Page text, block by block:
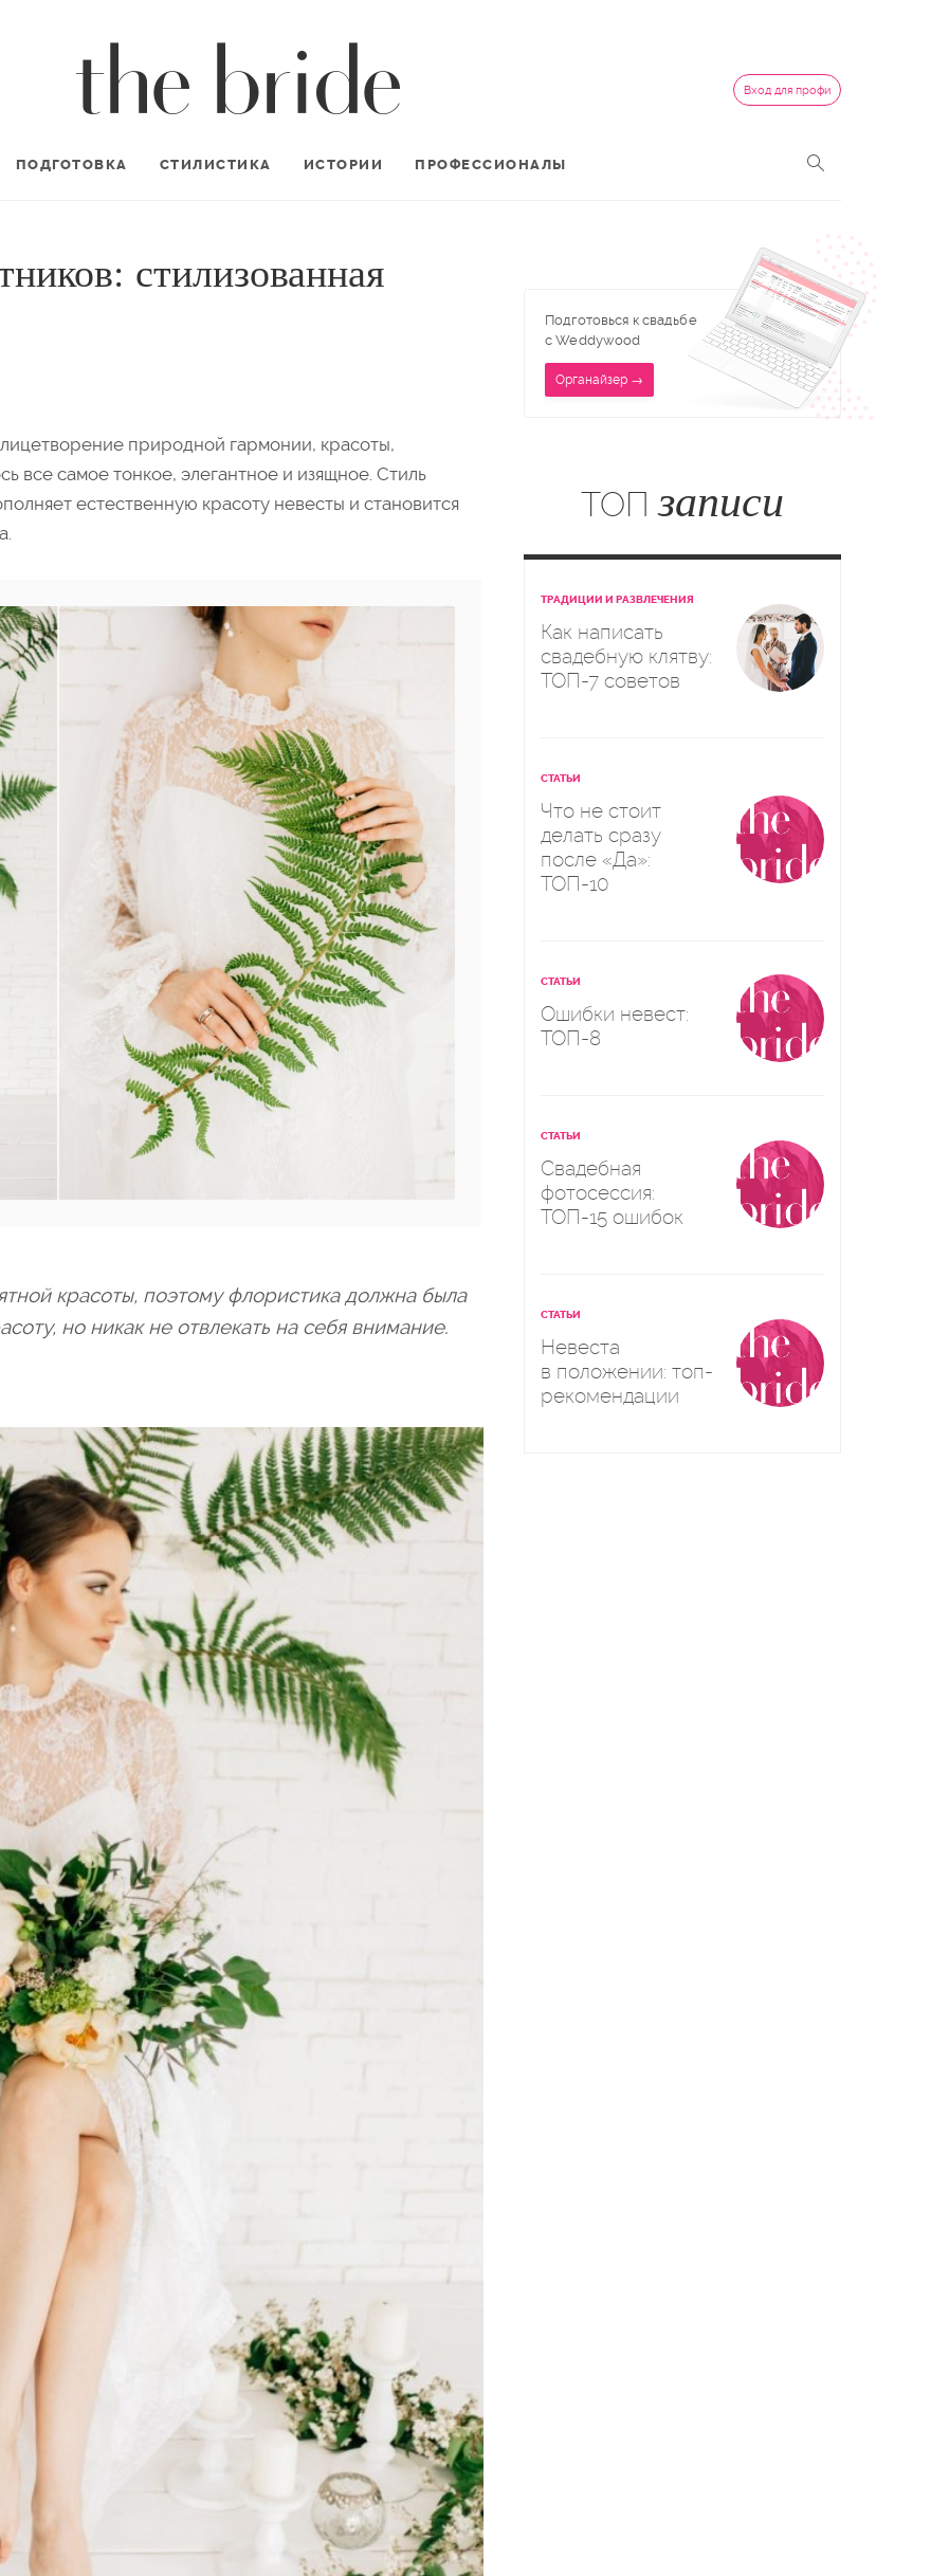
Вход для профи
ПОДГОТОВКА СТИЛИСТИКА ИСТОРИИ ПРОФЕССИОНАЛЫ
стилизованная
природной гармонии, красоты,
все самое тонкое, элегантное и изящное. Стиль
естественную красоту невесты и становится
красоты, поэтому флористика должна была
но никак не отвлекать на себя внимание.
Подготовься к свадьбе
с Weddywood
Органайзер →
ТОП записи
ТРАДИЦИИ И РАЗВЛЕЧЕНИЯ
Как написать
свадебную клятву:
ТОП-7 советов
СТАТЬИ
Что не стоит
делать сразу
после «Да»:
ТОП-10
СТАТЬИ
Ошибки невест:
ТОП-8
СТАТЬИ
Свадебная
фотосессия:
ТОП-15 ошибок
СТАТЬИ
Невеста
в положении: топ-
рекомендации